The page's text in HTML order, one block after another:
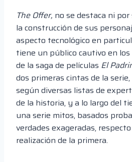
The Offer, no se destaca ni
la construcción de sus
aspecto tecnológico en
tiene un público cautivo en
de la saga de películas El
dos primeras cintas de la
según diversas listas de
de la historia, y a lo largo del
una serie mitos, basados
verdades exageradas,
realización de la primera.